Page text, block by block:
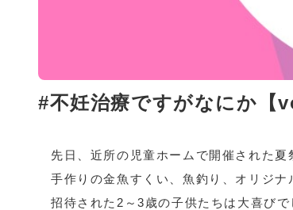
#不妊治療ですがなにか【
先日、近所の児童ホームで開催された
手作りの金魚すくい、魚釣り、オリジ
招待された2～3歳の子供たちは大喜びで